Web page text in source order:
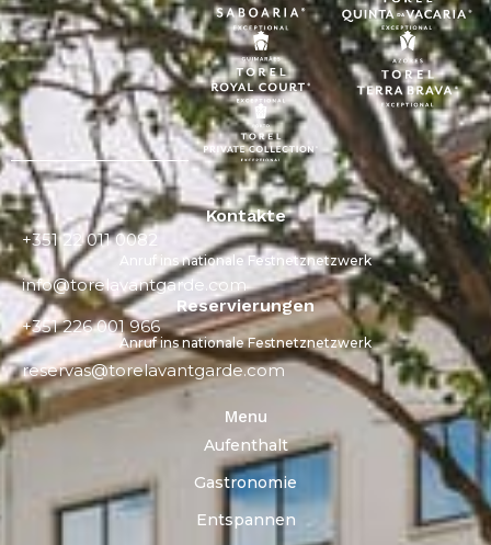
Kontakte
+351 22 011 0082
Anruf ins nationale Festnetznetzwerk
info@torelavantgarde.com
Reservierungen
+351 226 001 966
Anruf ins nationale Festnetznetzwerk
reservas@torelavantgarde.com
Menu
Aufenthalt
Gastronomie
Entspannen